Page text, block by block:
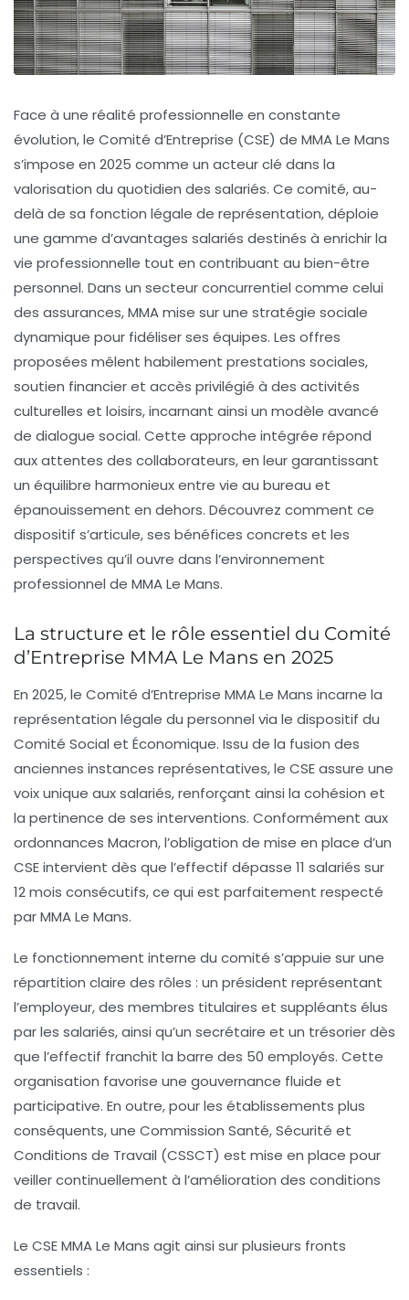
Face à une réalité professionnelle en constante
évolution, le Comité d’Entreprise (CSE) de MMA Le Mans
s’impose en 2025 comme un acteur clé dans la
valorisation du quotidien des salariés. Ce comité, au-
delà de sa fonction légale de représentation, déploie
une gamme d’avantages salariés destinés à enrichir la
vie professionnelle tout en contribuant au bien-être
personnel. Dans un secteur concurrentiel comme celui
des assurances, MMA mise sur une stratégie sociale
dynamique pour fidéliser ses équipes. Les offres
proposées mêlent habilement prestations sociales,
soutien financier et accès privilégié à des activités
culturelles et loisirs, incarnant ainsi un modèle avancé
de dialogue social. Cette approche intégrée répond
aux attentes des collaborateurs, en leur garantissant
un équilibre harmonieux entre vie au bureau et
épanouissement en dehors. Découvrez comment ce
dispositif s’articule, ses bénéfices concrets et les
perspectives qu’il ouvre dans l’environnement
professionnel de MMA Le Mans.
La structure et le rôle essentiel du Comité
d’Entreprise MMA Le Mans en 2025
En 2025, le Comité d’Entreprise MMA Le Mans incarne la
représentation légale du personnel via le dispositif du
Comité Social et Économique. Issu de la fusion des
anciennes instances représentatives, le CSE assure une
voix unique aux salariés, renforçant ainsi la cohésion et
la pertinence de ses interventions. Conformément aux
ordonnances Macron, l’obligation de mise en place d’un
CSE intervient dès que l’effectif dépasse 11 salariés sur
12 mois consécutifs, ce qui est parfaitement respecté
par MMA Le Mans.
Le fonctionnement interne du comité s’appuie sur une
répartition claire des rôles : un président représentant
l’employeur, des membres titulaires et suppléants élus
par les salariés, ainsi qu’un secrétaire et un trésorier dès
que l’effectif franchit la barre des 50 employés. Cette
organisation favorise une gouvernance fluide et
participative. En outre, pour les établissements plus
conséquents, une Commission Santé, Sécurité et
Conditions de Travail (CSSCT) est mise en place pour
veiller continuellement à l’amélioration des conditions
de travail.
Le CSE MMA Le Mans agit ainsi sur plusieurs fronts
essentiels :